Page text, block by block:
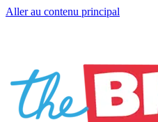
Aller au contenu principal